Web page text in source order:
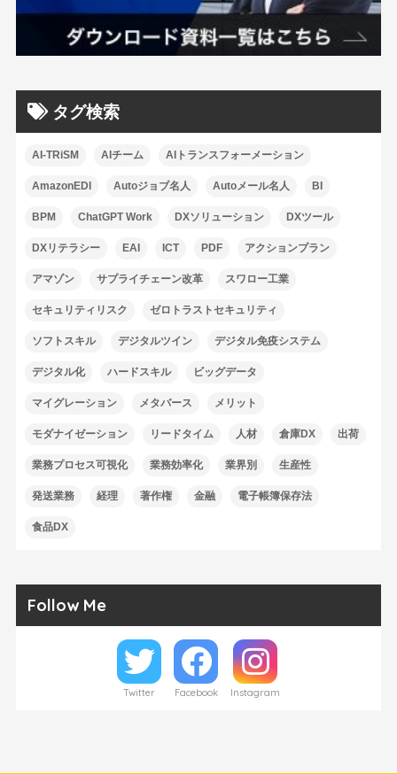
タグ検索
AI-TRiSM AIチーム AIトランスフォーメーション
AmazonEDI Autoジョブ名人 Autoメール名人 BI
BPM ChatGPT Work DXソリューション DXツール
DXリテラシー EAI ICT PDF アクションプラン
アマゾン サプライチェーン改革 スワロー工業
セキュリティリスク ゼロトラストセキュリティ
ソフトスキル デジタルツイン デジタル免疫システム
デジタル化 ハードスキル ビッグデータ
マイグレーション メタバース メリット
モダナイゼーション リードタイム 人材 倉庫DX 出荷
業務プロセス可視化 業務効率化 業界別 生産性
発送業務 経理 著作権 金融 電子帳簿保存法
食品DX
Follow Me
Twitter Facebook Instagram